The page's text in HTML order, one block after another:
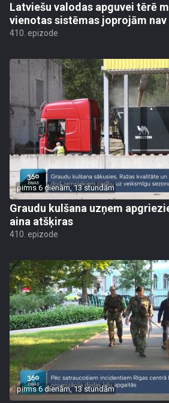
Latviešu valodas apguvei tērē
vienotas sistēmas joprojām nav
410. epizode
pirms 6 dienām, 13 stundām
Graudu kulšana uzņem
aina atšķiras
410. epizode
pirms 6 dienām, 13 stundām